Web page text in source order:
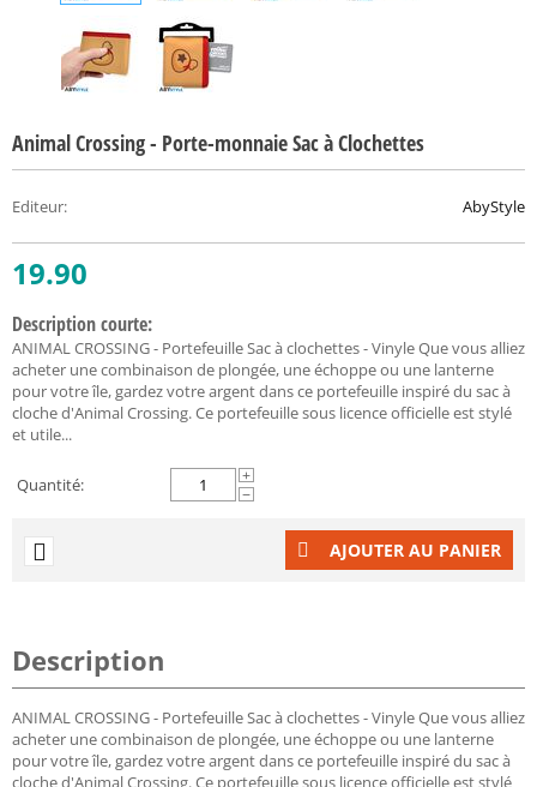
Animal Crossing - Porte-monnaie Sac à Clochettes
Editeur: AbyStyle
19.90
Description courte:
ANIMAL CROSSING - Portefeuille Sac à clochettes - Vinyle Que vous alliez
acheter une combinaison de plongée, une échoppe ou une lanterne
pour votre île, gardez votre argent dans ce portefeuille inspiré du sac à
cloche d'Animal Crossing. Ce portefeuille sous licence officielle est stylé
et utile...
Quantité:
+
−
AJOUTER AU PANIER
Description
ANIMAL CROSSING - Portefeuille Sac à clochettes - Vinyle Que vous alliez
acheter une combinaison de plongée, une échoppe ou une lanterne
pour votre île, gardez votre argent dans ce portefeuille inspiré du sac à
cloche d'Animal Crossing. Ce portefeuille sous licence officielle est stylé